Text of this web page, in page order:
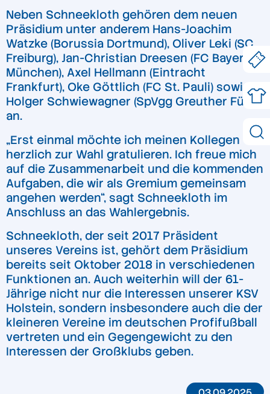
Neben Schneekloth gehören dem neuen
Präsidium unter anderem Hans-Joachim
Watzke (Borussia Dortmund), Oliver Leki (SC
Freiburg), Jan-Christian Dreesen (FC Bayern
München), Axel Hellmann (Eintracht
Frankfurt), Oke Göttlich (FC St. Pauli) sowie
Holger Schwiewagner (SpVgg Greuther Fürth)
an.
„Erst einmal möchte ich meinen Kollegen
herzlich zur Wahl gratulieren. Ich freue mich
auf die Zusammenarbeit und die kommenden
Aufgaben, die wir als Gremium gemeinsam
angehen werden“, sagt Schneekloth im
Anschluss an das Wahlergebnis.
Schneekloth, der seit 2017 Präsident
unseres Vereins ist, gehört dem Präsidium
bereits seit Oktober 2018 in verschiedenen
Funktionen an. Auch weiterhin will der 61-
Jährige nicht nur die Interessen unserer KSV
Holstein, sondern insbesondere auch die der
kleineren Vereine im deutschen Profifußball
vertreten und ein Gegengewicht zu den
Interessen der Großklubs geben.